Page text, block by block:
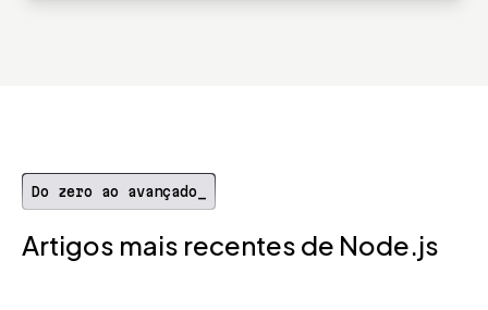
Do zero ao avançado_
Artigos mais recentes de Node.js